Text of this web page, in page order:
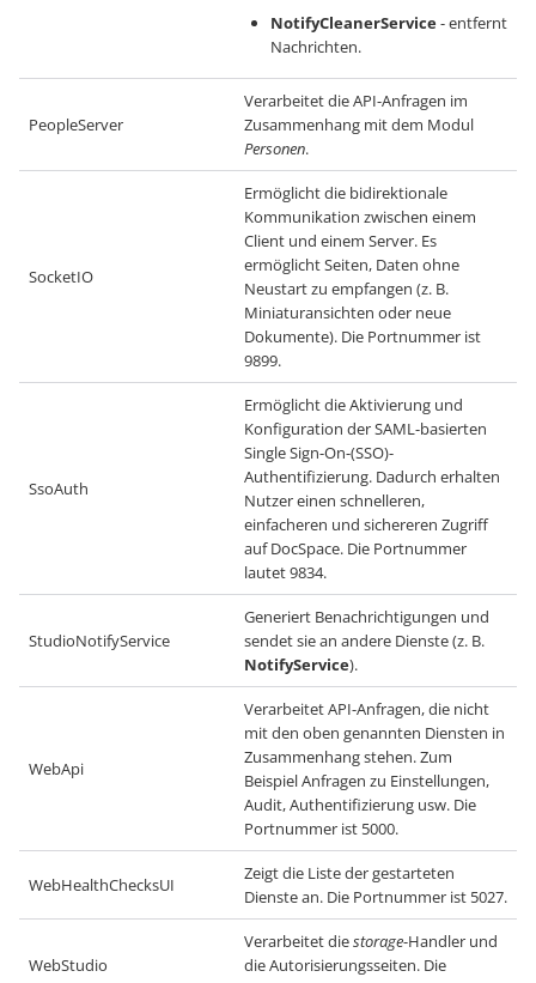
NotifyCleanerService- entfernt
Nachrichten.
PeopleServer
Verarbeitet die API-Anfragen im
Zusammenhang mit dem Modul
Personen.
SocketIO
Ermöglicht die bidirektionale
Kommunikation zwischen einem
Client und einem Server. Es
ermöglicht Seiten, Daten ohne
Neustart zu empfangen (z. B.
Miniaturansichten oder neue
Dokumente). Die Portnummer ist
9899.
SsoAuth
Ermöglicht die Aktivierung und
Konfiguration der SAML-basierten
Single Sign-On-(SSO)-
Authentifizierung. Dadurch erhalten
Nutzer einen schnelleren,
einfacheren und sichereren Zugriff
auf DocSpace. Die Portnummer
lautet 9834.
StudioNotifyService
Generiert Benachrichtigungen und
sendet sie an andere Dienste (z. B.
NotifyService).
WebApi
Verarbeitet API-Anfragen, die nicht
mit den oben genannten Diensten in
Zusammenhang stehen. Zum
Beispiel Anfragen zu Einstellungen,
Audit, Authentifizierung usw. Die
Portnummer ist 5000.
WebHealthChecksUI
Zeigt die Liste der gestarteten
Dienste an. Die Portnummer ist 5027.
WebStudio
Verarbeitet diestorage-Handler und
die Autorisierungsseiten. Die